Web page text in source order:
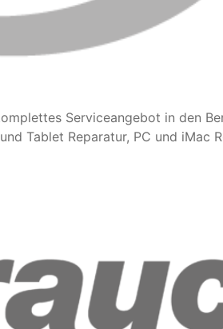
Serviceangebot in den
Tablet Reparatur, PC und iMac